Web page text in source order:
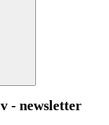
- newsletter